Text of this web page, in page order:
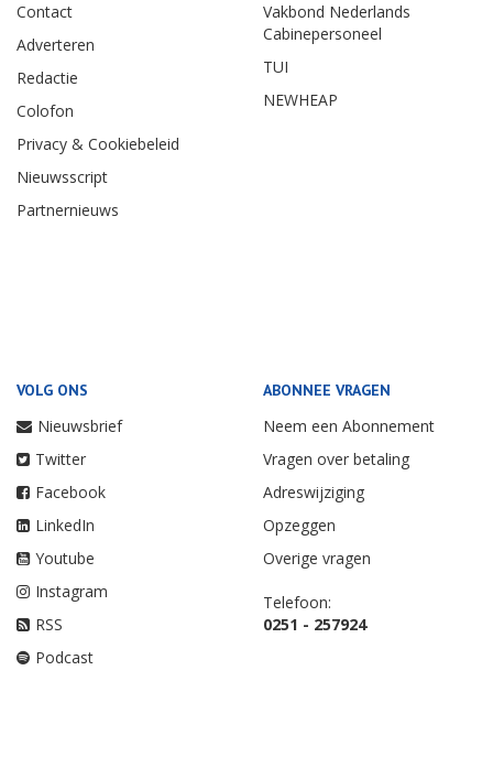
Contact
Adverteren
Redactie
Colofon
Privacy & Cookiebeleid
Nieuwsscript
Partnernieuws
Vakbond Nederlands
Cabinepersoneel
TUI
NEWHEAP
VOLG ONS
Nieuwsbrief
Twitter
Facebook
LinkedIn
Youtube
Instagram
RSS
Podcast
ABONNEE VRAGEN
Neem een Abonnement
Vragen over betaling
Adreswijziging
Opzeggen
Overige vragen
Telefoon:
0251 - 257924